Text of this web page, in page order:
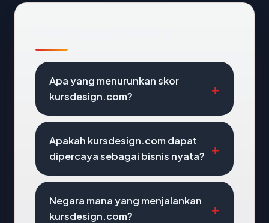
Apa yang menurunkan skor
kursdesign.com?
Apakah kursdesign.com dapat
dipercaya sebagai bisnis nyata?
Negara mana yang menjalankan
kursdesign.com?